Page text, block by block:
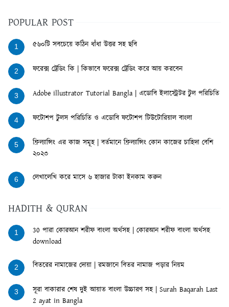
POPULAR POST
1 ৫৬০টি সবচেয়ে কঠিন ধাঁধা উত্তর সহ ছবি
2 ফরেক্স ট্রেডিং কি | কিভাবে ফরেক্স ট্রেডিং করে আয় করবেন
3 Adobe illustrator Tutorial Bangla | এডোবি ইলাস্ট্রেটর টুল পরিচিতি
4 ফটোশপ টুলস পরিচিতি ও এডোবি ফটোশপ টিউটোরিয়াল বাংলা
5
ফ্রিল্যান্সিং এর কাজ সমূহ | বর্তমানে ফ্রিল্যান্সিং কোন কাজের চাহিদা বেশি
২০২৩
6 লেখালেখি করে মাসে ৬ হাজার টাকা ইনকাম করুন
HADITH & QURAN
1
30 পারা কোরআন শরীফ বাংলা অর্থসহ | কোরআন শরীফ বাংলা অর্থসহ
download
2 বিতরের নামাজের দোয়া | রমজানে বিতর নামাজ পড়ার নিয়ম
3
সূরা বাকারার শেষ দুই আয়াত বাংলা উচ্চারণ সহ | Surah Baqarah Last
2 ayat in Bangla